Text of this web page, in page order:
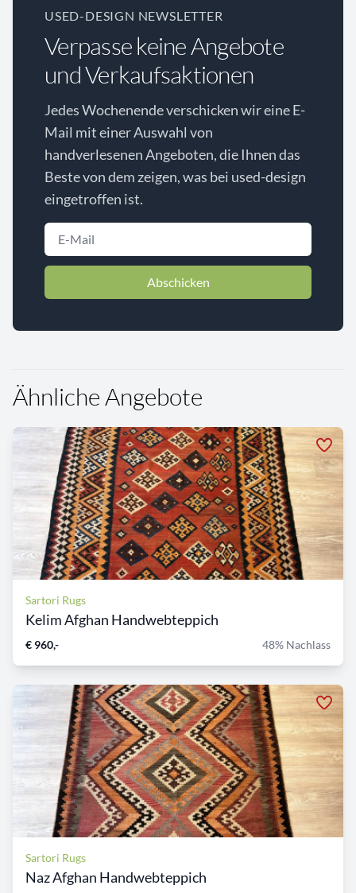
USED-DESIGN NEWSLETTER
Verpasse keine Angebote
und Verkaufsaktionen
Jedes Wochenende verschicken wir eine E-
Mail mit einer Auswahl von
handverlesenen Angeboten, die Ihnen das
Beste von dem zeigen, was bei used-design
eingetroffen ist.
Abschicken
Ähnliche Angebote
Sartori Rugs
Kelim Afghan Handwebteppich
€ 960,- 48% Nachlass
Sartori Rugs
Naz Afghan Handwebteppich